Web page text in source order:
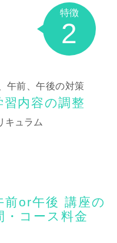
特徴
2
午前、午後の対策
習内容の調整
キュラム
前or午後 講座の
・コース料金